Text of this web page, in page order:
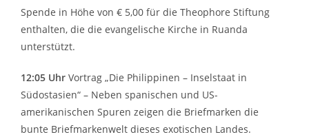
Spende in Höhe von € 5,00 für die Theophore Stiftung
enthalten, die die evangelische Kirche in Ruanda
unterstützt.
12:05 Uhr Vortrag „Die Philippinen – Inselstaat in
Südostasien“ – Neben spanischen und US-
amerikanischen Spuren zeigen die Briefmarken die
bunte Briefmarkenwelt dieses exotischen Landes.